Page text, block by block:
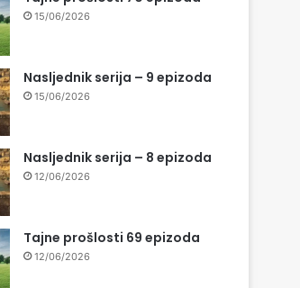
15/06/2026
Nasljednik serija – 9 epizoda
15/06/2026
Nasljednik serija – 8 epizoda
12/06/2026
Tajne prošlosti 69 epizoda
12/06/2026